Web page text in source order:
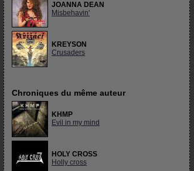
JOANNA DEAN
Misbehavin'
KREYSON
Crusaders
Chroniques du même auteur
KHMP
Evil in my mind
HOLY CROSS
Holly cross